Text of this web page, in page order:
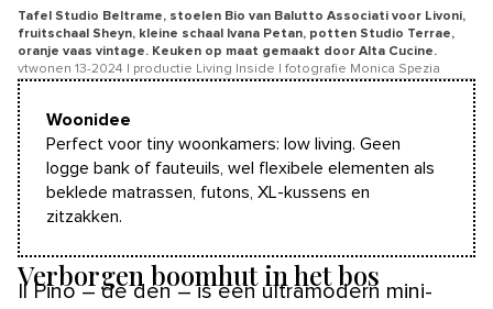
Tafel Studio Beltrame, stoelen Bio van Balutto Associati voor Livoni,
fruitschaal Sheyn, kleine schaal Ivana Petan, potten Studio Terrae,
oranje vaas vintage. Keuken op maat gemaakt door Alta Cucine.
vtwonen 13-2024 | productie Living Inside | fotografie Monica Spezia
Woonidee
Perfect voor tiny woonkamers: low living. Geen
logge bank of fauteuils, wel flexibele elementen als
beklede matrassen, futons, XL-kussens en
zitzakken.
Verborgen boomhut in het bos
Il Pino – de den – is een ultramodern mini-